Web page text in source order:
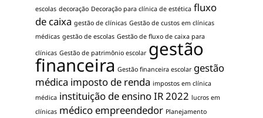
escolas decoração Decoração para clínica de estética fluxo
de caixa gestão de clínicas Gestão de custos em clínicas
médicas gestão de escolas Gestão de fluxo de caixa para
clínicas Gestão de patrimônio escolar gestão
financeira Gestão financeira escolar gestão
médica imposto de renda impostos em clínica
médica instituição de ensinoIR 2022 lucros em
clínicas médico empreendedor Planejamento